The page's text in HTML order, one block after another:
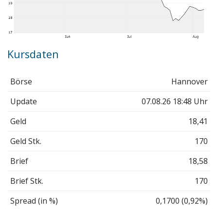
Kursdaten
Börse
Hannover
Update
07.08.26 18:48 Uhr
Geld
18,41
Geld Stk.
170
Brief
18,58
Brief Stk.
170
Spread (in %)
0,1700 (0,92%)